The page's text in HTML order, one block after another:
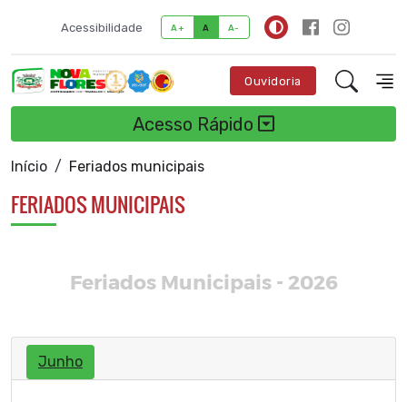
Acessibilidade A+ A A-
Ouvidoria
Acesso Rápido
Início Feriados municipais
FERIADOS MUNICIPAIS
Feriados Municipais - 2026
Junho